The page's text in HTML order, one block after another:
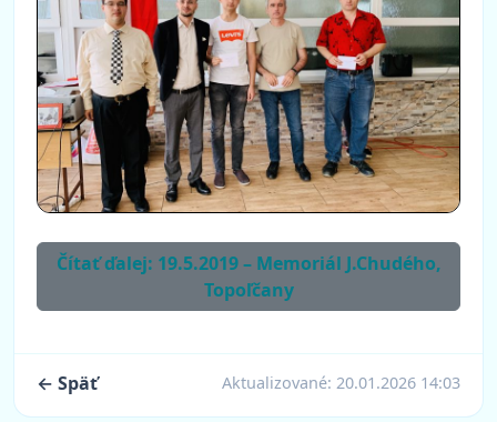
Čítať ďalej: 19.5.2019 – Memoriál J.Chudého,
Topoľčany
← Späť Aktualizované: 20.01.2026 14:03